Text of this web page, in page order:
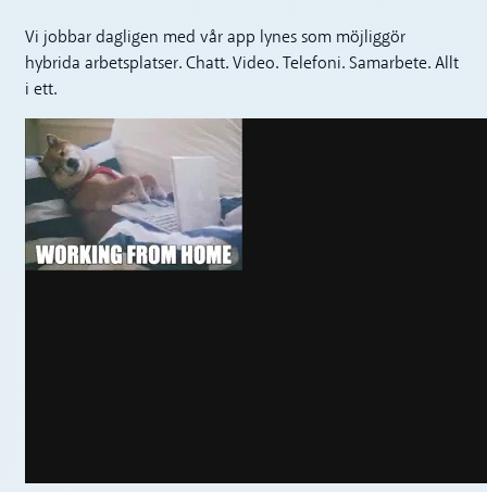
Vi jobbar dagligen med vår app lynes som möjliggör
hybrida arbetsplatser. Chatt. Video. Telefoni. Samarbete. Allt
i ett.